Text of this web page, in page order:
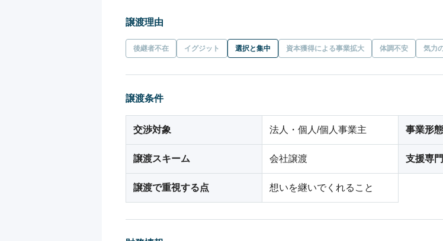
譲渡理由
後継者不在 イグジット 選択と集中 資本獲得による事業拡大 体調不安 気力
譲渡条件
交渉対象 法人・個人/個人事業主 事業形態
譲渡スキーム 会社譲渡 支援専
譲渡で重視する点 想いを継いでくれること